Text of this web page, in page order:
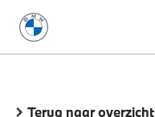
Terug naar overzicht